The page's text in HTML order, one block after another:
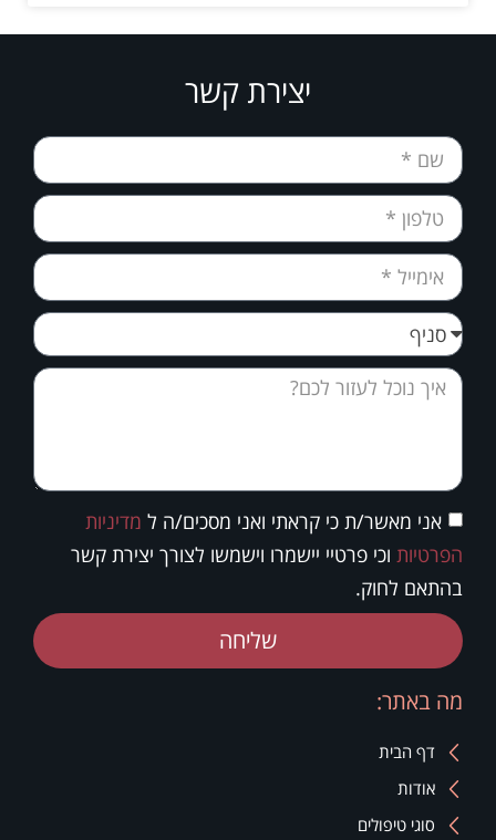
מה באתר:
דף הבית
אודות
סוגי טיפולים
יצירת קשר
אני מאשר/ת כי קראתי ואני מסכים/ה ל מדיניות
הפרטיות וכי פרטיי יישמרו וישמשו לצורך יצירת קשר
בהתאם לחוק.
שליחה